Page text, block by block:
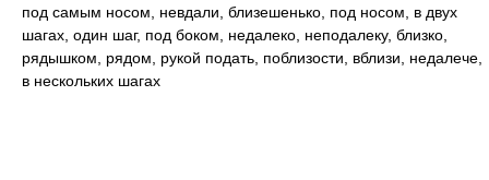
под самым носом, невдали, близешенько, под носом, в двух
шагах, один шаг, под боком, недалеко, неподалеку, близко,
рядышком, рядом, рукой подать, поблизости, вблизи, недалече,
в нескольких шагах